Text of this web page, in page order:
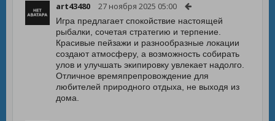
art43480 27 ноября 2025 05:00
Игра предлагает спокойствие настоящей
рыбалки, сочетая стратегию и терпение.
Красивые пейзажи и разнообразные локации
создают атмосферу, а возможность собирать
улов и улучшать экипировку увлекает надолго.
Отличное времяпрепровождение для
любителей природного отдыха, не выходя из
дома.